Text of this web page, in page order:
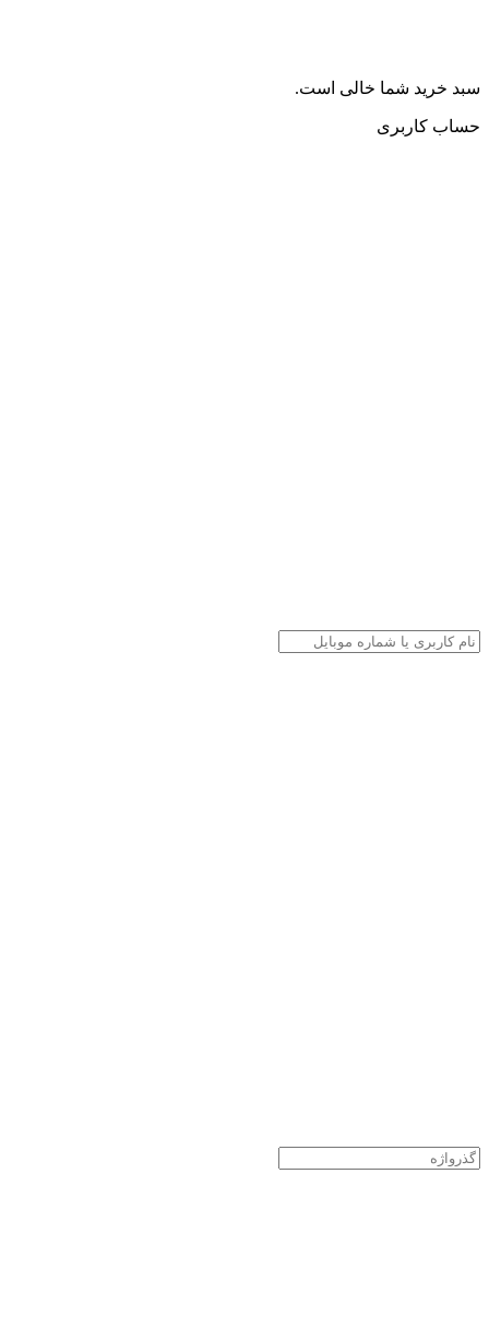
سبد خرید شما خالی است.
حساب کاربری